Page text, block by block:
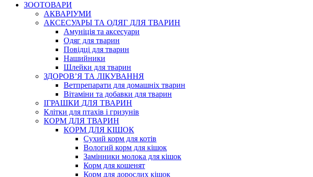
ЗООТОВАРИ
АКВАРІУМИ
АКСЕСУАРЫ ТА ОДЯГ ДЛЯ ТВАРИН
Амуніція та аксесуари
Одяг для тварин
Повідці для тварин
Нашийники
Шлейки для тварин
ЗДОРОВ’Я ТА ЛІКУВАННЯ
Ветпрепарати для домашніх тварин
Вітаміни та добавки для тварин
ІГРАШКИ ДЛЯ ТВАРИН
Клітки для птахів і гризунів
КОРМ ДЛЯ ТВАРИН
КОРМ ДЛЯ КІШОК
Сухий корм для котів
Вологий корм для кішок
Замінники молока для кішок
Корм для кошенят
Корм для дорослих кішок